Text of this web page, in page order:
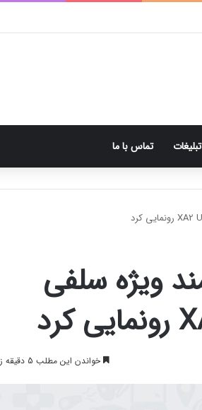
تبلیغات تماس با ما
ویژه سلفی
خواندن این مطلب 5 دقیقه زمان میبرد